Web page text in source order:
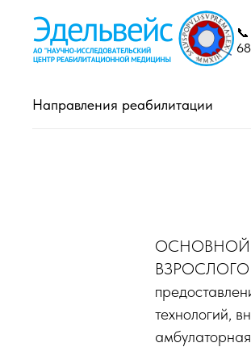
📞
Направления реабилитации
ОСНОВНОЙ
ВЗРОСЛОГО
технологий,